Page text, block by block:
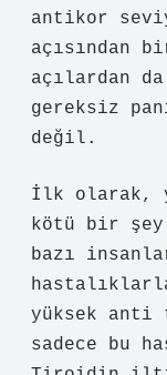
antikor
açısından
açılardan
gereksiz
değil.
İlk olarak,
kötü bir şey
bazı
yüksek
sadece bu